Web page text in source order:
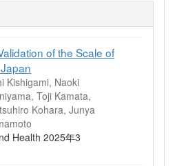
of the Scale of
Kishigami, Naoki
Toji Kamata,
Kohara, Junya
Health 2025年3